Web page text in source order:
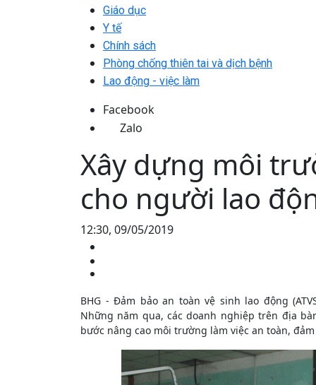
Giáo dục
Y tế
Chính sách
Phòng chống thiên tai và dịch bệnh
Lao động - việc làm
Facebook
Zalo
Xây dựng môi
cho người lao
12:30, 09/05/2019
BHG - Đảm bảo an toàn vệ sinh lao động
Những năm qua, các doanh nghiệp trên địa
bước nâng cao môi trường làm việc an toàn,